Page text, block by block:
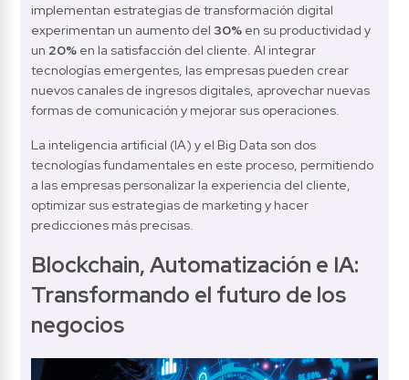
implementan estrategias de transformación digital
experimentan un aumento del 30% en su productividad y
un 20% en la satisfacción del cliente. Al integrar
tecnologías emergentes, las empresas pueden crear
nuevos canales de ingresos digitales, aprovechar nuevas
formas de comunicación y mejorar sus operaciones.
La inteligencia artificial (IA) y el Big Data son dos
tecnologías fundamentales en este proceso, permitiendo
a las empresas personalizar la experiencia del cliente,
optimizar sus estrategias de marketing y hacer
predicciones más precisas.
Blockchain, Automatización e IA:
Transformando el futuro de los
negocios